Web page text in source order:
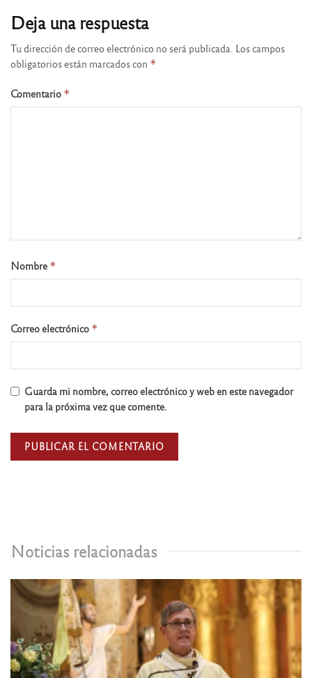
Noticias relacionadas
Deja una respuesta
Tu dirección de correo electrónico no será publicada. Los campos
obligatorios están marcados con *
Comentario *
Nombre *
Correo electrónico *
Guarda mi nombre, correo electrónico y web en este navegador
para la próxima vez que comente.